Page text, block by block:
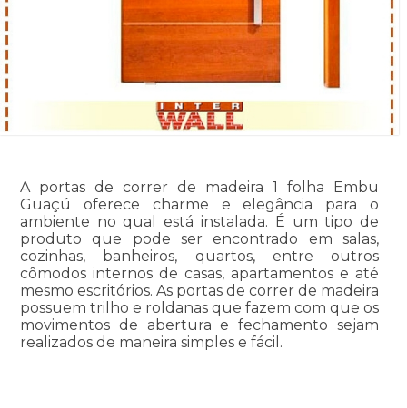
A portas de correr de madeira 1 folha Embu
Guaçú oferece charme e elegância para o
ambiente no qual está instalada. É um tipo de
produto que pode ser encontrado em salas,
cozinhas, banheiros, quartos, entre outros
cômodos internos de casas, apartamentos e até
mesmo escritórios. As portas de correr de madeira
possuem trilho e roldanas que fazem com que os
movimentos de abertura e fechamento sejam
realizados de maneira simples e fácil.